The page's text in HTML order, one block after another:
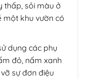
thấp, sỏi màu ở
một khu vườn có
dụng các phụ
đỏ, nấm xanh
sự đơn điệu